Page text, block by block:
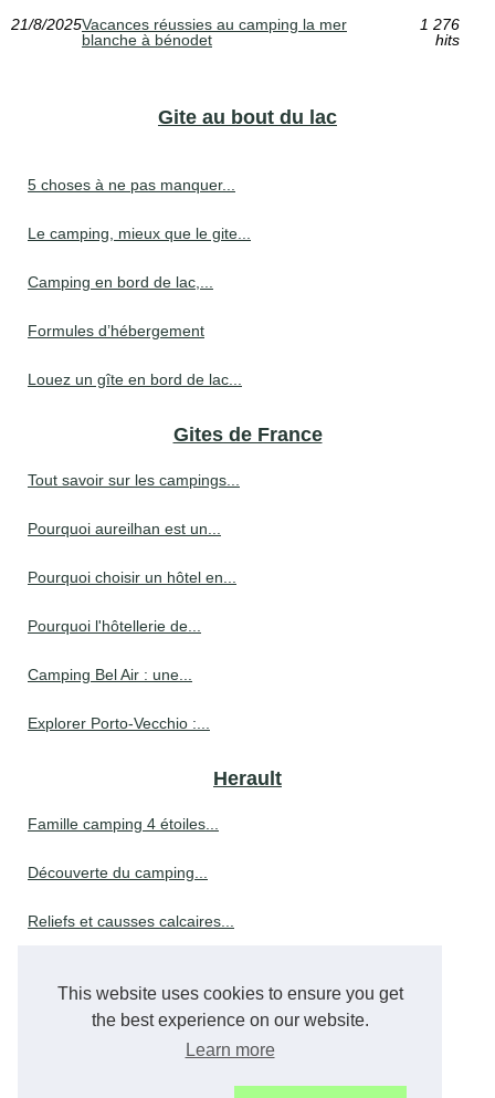
This website uses cookies to ensure you get
the best experience on our website.
Learn more
21/8/2025Vacances réussies au camping la mer
blanche à bénodet
1 276
hits
Gite au bout du lac
5 choses à ne pas manquer...
Le camping, mieux que le gite...
Camping en bord de lac,...
Formules d’hébergement
Louez un gîte en bord de lac...
Gites de France
Tout savoir sur les campings...
Pourquoi aureilhan est un...
Pourquoi choisir un hôtel en...
Pourquoi l'hôtellerie de...
Camping Bel Air : une...
Explorer Porto-Vecchio :...
Herault
Famille camping 4 étoiles...
Découverte du camping...
Reliefs et causses calcaires...
Que faire à vichy :...